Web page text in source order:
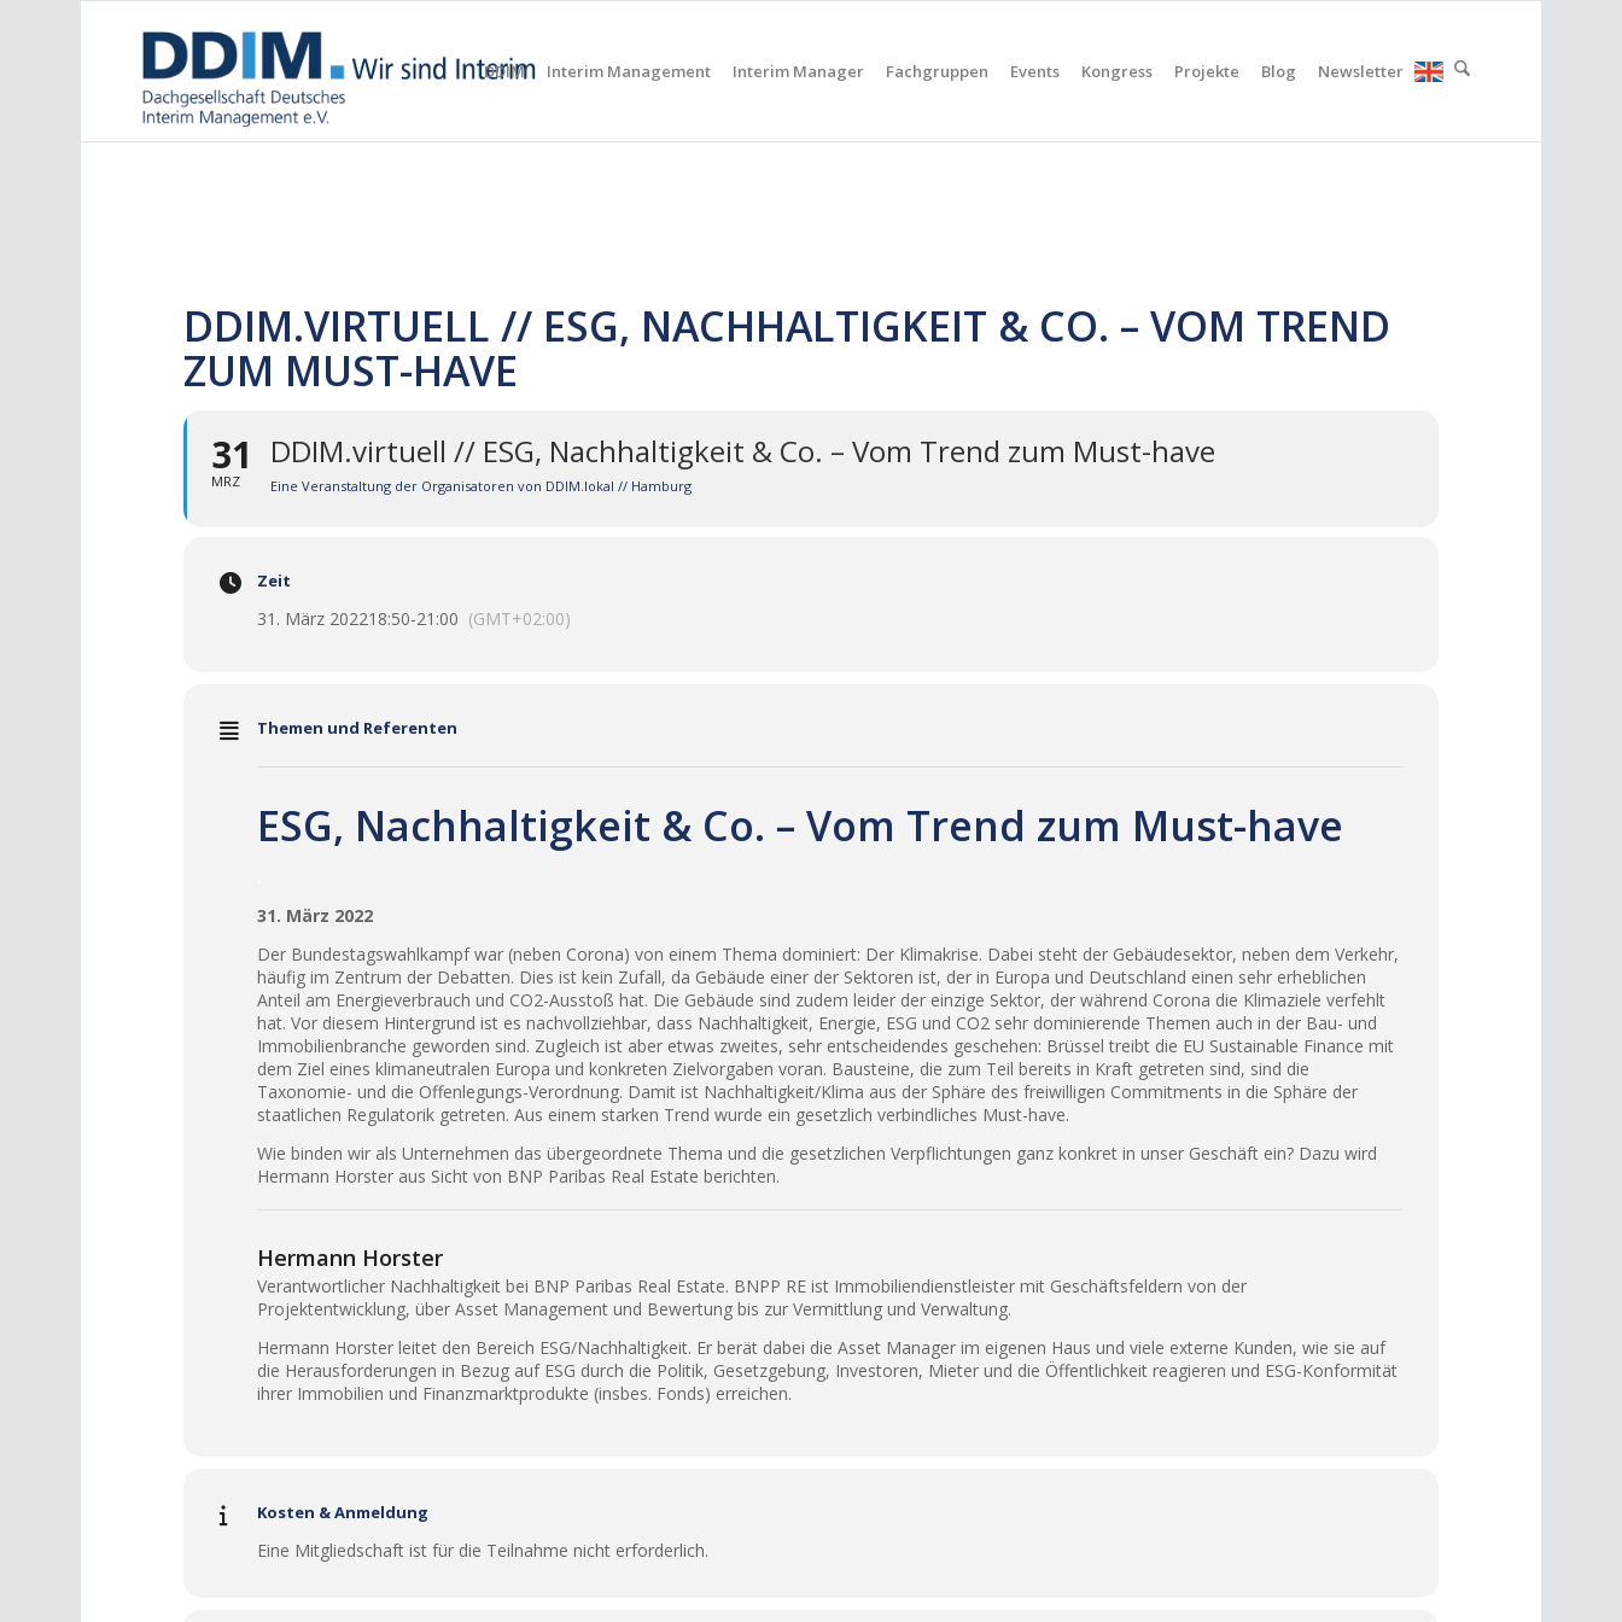
DDIM Interim Management Interim Manager Fachgruppen Events Kongress Projekte Blog Newsletter
DDIM.VIRTUELL // ESG, NACHHALTIGKEIT & CO. – VOM TREND
ZUM MUST-HAVE
31
MRZ
DDIM.virtuell // ESG, Nachhaltigkeit & Co. – Vom Trend zum Must-have
Eine Veranstaltung der Organisatoren von DDIM.lokal // Hamburg
Zeit
31. März 202218:50-21:00 (GMT+02:00)
Themen und Referenten
ESG, Nachhaltigkeit & Co. – Vom Trend zum Must-have
31. März 2022
Der Bundestagswahlkampf war (neben Corona) von einem Thema dominiert: Der Klimakrise. Dabei steht der Gebäudesektor, neben dem Verkehr,
häufig im Zentrum der Debatten. Dies ist kein Zufall, da Gebäude einer der Sektoren ist, der in Europa und Deutschland einen sehr erheblichen
Anteil am Energieverbrauch und CO2-Ausstoß hat. Die Gebäude sind zudem leider der einzige Sektor, der während Corona die Klimaziele verfehlt
hat. Vor diesem Hintergrund ist es nachvollziehbar, dass Nachhaltigkeit, Energie, ESG und CO2 sehr dominierende Themen auch in der Bau- und
Immobilienbranche geworden sind. Zugleich ist aber etwas zweites, sehr entscheidendes geschehen: Brüssel treibt die EU Sustainable Finance mit
dem Ziel eines klimaneutralen Europa und konkreten Zielvorgaben voran. Bausteine, die zum Teil bereits in Kraft getreten sind, sind die
Taxonomie- und die Offenlegungs-Verordnung. Damit ist Nachhaltigkeit/Klima aus der Sphäre des freiwilligen Commitments in die Sphäre der
staatlichen Regulatorik getreten. Aus einem starken Trend wurde ein gesetzlich verbindliches Must-have.
Wie binden wir als Unternehmen das übergeordnete Thema und die gesetzlichen Verpflichtungen ganz konkret in unser Geschäft ein? Dazu wird
Hermann Horster aus Sicht von BNP Paribas Real Estate berichten.
Hermann Horster
Verantwortlicher Nachhaltigkeit bei BNP Paribas Real Estate. BNPP RE ist Immobiliendienstleister mit Geschäftsfeldern von der
Projektentwicklung, über Asset Management und Bewertung bis zur Vermittlung und Verwaltung.
Hermann Horster leitet den Bereich ESG/Nachhaltigkeit. Er berät dabei die Asset Manager im eigenen Haus und viele externe Kunden, wie sie auf
die Herausforderungen in Bezug auf ESG durch die Politik, Gesetzgebung, Investoren, Mieter und die Öffentlichkeit reagieren und ESG-Konformität
ihrer Immobilien und Finanzmarktprodukte (insbes. Fonds) erreichen.
Kosten & Anmeldung
Eine Mitgliedschaft ist für die Teilnahme nicht erforderlich.